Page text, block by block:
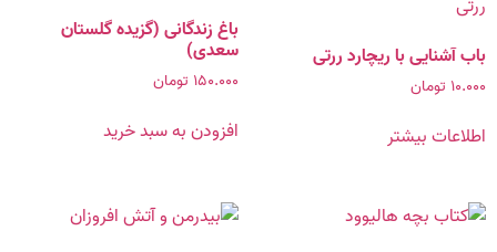
باب آشنایی با ریچارد ررتی
۱۰.۰۰۰ تومان
اطلاعات بیشتر
باغ زندگانی (گزیده گلستان
سعدی)
۱۵۰.۰۰۰ تومان
افزودن به سبد خرید